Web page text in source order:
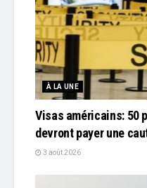
À LA UNE
Visas américains: 50
devront payer une
3 août 2026